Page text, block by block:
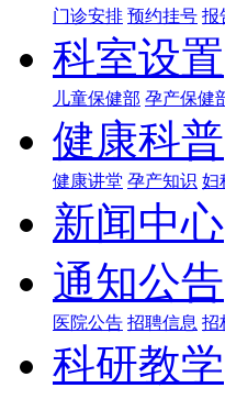
门诊安排 预约挂号 报
科室设置
儿童保健部 孕产保健
健康科普
健康讲堂 孕产知识 妇
新闻中心
通知公告
医院公告 招聘信息 招
科研教学